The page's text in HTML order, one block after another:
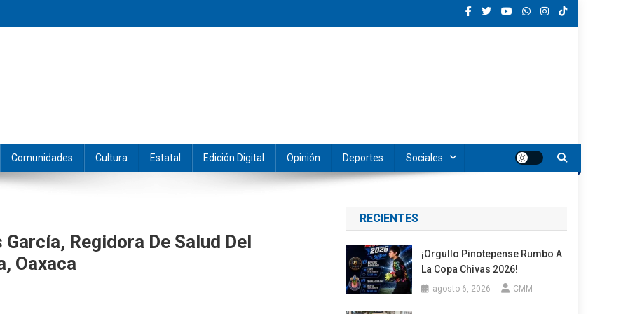
Comunidades Cultura Estatal Edición Digital Opinión Deportes Sociales
Regidora De Salud Del
Oaxaca
RECIENTES
¡Orgullo Pinotepense Rumbo A
La Copa Chivas 2026!
agosto 6, 2026 CMM